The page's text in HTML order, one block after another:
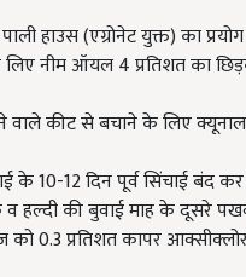
हाउस (एग्रोनेट युक्त) का
नीम ऑयल 4 प्रतिशत का
वाले कीट से बचाने के लिए
10-12 दिन पूर्व सिंचाई बंद
हल्दी की बुवाई माह के दूसरे
0.3 प्रतिशत कापर